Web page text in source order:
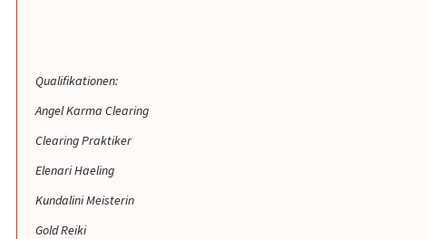
Qualifikationen:
Angel Karma Clearing
Clearing Praktiker
Elenari Haeling
Kundalini Meisterin
Gold Reiki